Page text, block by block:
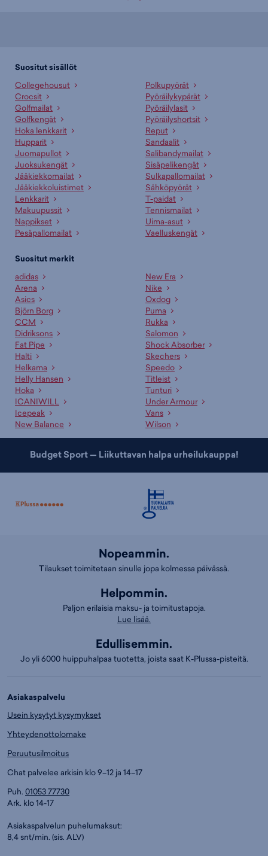
Suositut sisällöt
Collegehousut
Crocsit
Golfmailat
Golfkengät
Hoka lenkkarit
Hupparit
Juomapullot
Juoksukengät
Jääkiekkomailat
Jääkiekkoluistimet
Lenkkarit
Makuupussit
Nappikset
Pesäpallomailat
Polkupyörät
Pyöräilykypärät
Pyöräilylasit
Pyöräilyshortsit
Reput
Sandaalit
Salibandymailat
Sisäpelikengät
Sulkapallomailat
Sähköpyörät
T-paidat
Tennismailat
Uima-asut
Vaelluskengät
Suositut merkit
adidas
Arena
Asics
Björn Borg
CCM
Didriksons
Fat Pipe
Halti
Helkama
Helly Hansen
Hoka
ICANIWILL
Icepeak
New Balance
New Era
Nike
Oxdog
Puma
Rukka
Salomon
Shock Absorber
Skechers
Speedo
Titleist
Tunturi
Under Armour
Vans
Wilson
Budget Sport — Liikuttavan halpa urheilukauppa!
Nopeammin.
Tilaukset toimitetaan sinulle jopa kolmessa päivässä.
Helpommin.
Paljon erilaisia maksu- ja toimitustapoja.
Lue lisää.
Edullisemmin.
Jo yli 6000 huippuhalpaa tuotetta, joista saat K-Plussa-pisteitä.
Asiakaspalvelu
Usein kysytyt kysymykset
Yhteydenottolomake
Peruutusilmoitus
Chat palvelee arkisin klo 9–12 ja 14–17
Puh. 01053 77730
Ark. klo 14-17
Asiakaspalvelun puhelumaksut:
8,4 snt/min. (sis. ALV)